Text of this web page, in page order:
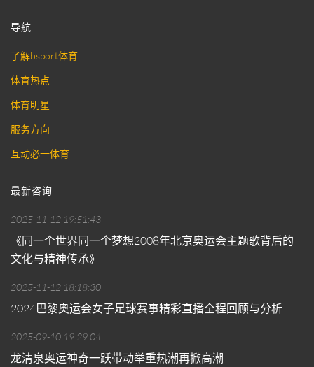
导航
了解bsport体育
体育热点
体育明星
服务方向
互动必一体育
最新咨询
2025-11-12 19:51:43
《同一个世界同一个梦想2008年北京奥运会主题歌背后的
文化与精神传承》
2025-11-12 18:18:30
2024巴黎奥运会女子足球赛事精彩直播全程回顾与分析
2025-09-10 19:29:04
龙清泉奥运神奇一跃带动举重热潮再掀高潮